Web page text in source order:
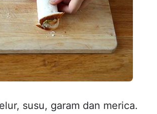
susu, garam dan merica.